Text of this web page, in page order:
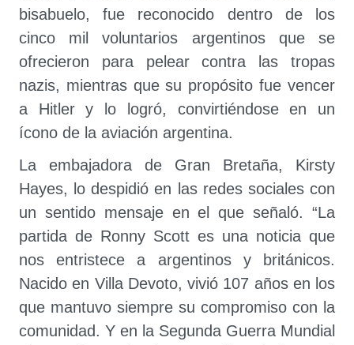
bisabuelo, fue reconocido dentro de los
cinco mil voluntarios argentinos que se
ofrecieron para pelear contra las tropas
nazis, mientras que su propósito fue vencer
a Hitler y lo logró, convirtiéndose en un
ícono de la aviación argentina.
La embajadora de Gran Bretaña, Kirsty
Hayes, lo despidió en las redes sociales con
un sentido mensaje en el que señaló. “La
partida de Ronny Scott es una noticia que
nos entristece a argentinos y británicos.
Nacido en Villa Devoto, vivió 107 años en los
que mantuvo siempre su compromiso con la
comunidad. Y en la Segunda Guerra Mundial